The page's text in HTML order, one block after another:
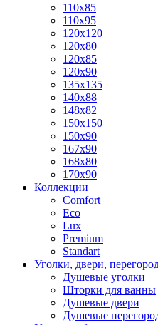
110x85
110x95
120x120
120x80
120x85
120x90
135x135
140x88
148x82
150x150
150x90
167x90
168x80
170x90
Коллекции
Comfort
Eco
Lux
Premium
Standart
Уголки, двери,
Душевые уголки
Шторки для ванны
Душевые двери
Душевые